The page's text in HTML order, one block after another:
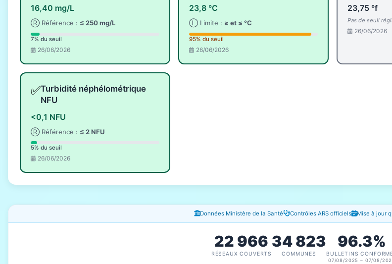
16,40 mg/L
Ⓡ Référence : ≤ 250 mg/L
7% du seuil
26/06/2026
23,8 °C
Ⓛ Limite : ≥ et ≤ °C
95% du seuil
26/06/2026
23,75 °f
Pas de seuil
26/06/2026
✅Turbidité néphélométrique
NFU
<0,1 NFU
Ⓡ Référence : ≤ 2 NFU
5% du seuil
26/06/2026
Fenêtres d'information Données Ministère de la Santé Contrôles ARS officiels Mise à jour
22 966
RÉSEAUX COUVERTS
34 823
COMMUNES
96.3%
BULLETINS
07/08/2025 – 07/08/